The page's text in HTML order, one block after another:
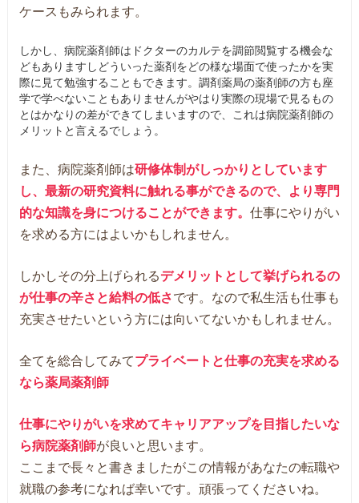
ケースもみられます。
しかし、病院薬剤師はドクターのカルテを調節閲覧する機会な
どもありますしどういった薬剤をどの様な場面で使ったかを実
際に見て勉強することもできます。調剤薬局の薬剤師の方も座
学で学べないこともありませんがやはり実際の現場で見るもの
とはかなりの差ができてしまいますので、これは病院薬剤師の
メリットと言えるでしょう。
また、病院薬剤師は研修体制がしっかりとしています
し、最新の研究資料に触れる事ができるので、より専門
的な知識を身につけることができます。 仕事にやりがい
を求める方にはよいかもしれません。
しかしその分上げられるデメリットとして挙げられるの
が仕事の辛さと給料の低さです。なので私生活も仕事も
充実させたいという方には向いてないかもしれません。
全てを総合してみてプライベートと仕事の充実を求める
なら薬局薬剤師
仕事にやりがいを求めてキャリアアップを目指したいな
ら病院薬剤師が良いと思います。
ここまで長々と書きましたがこの情報があなたの転職や
就職の参考になれば幸いです。頑張ってくださいね。